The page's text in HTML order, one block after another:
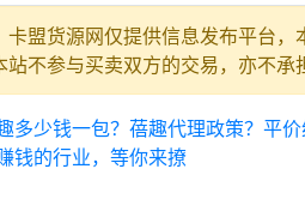
卡盟货源网仅提供信息发布平台
站不参与买卖双方的交易，亦不承
多少钱一包？蓓趣代理政策？平
钱的行业，等你来撩